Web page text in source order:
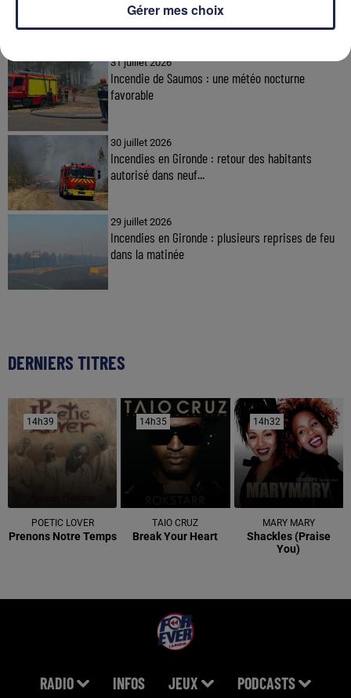
31 juillet 2026
Incendie de Saumos : une météo nocturne
favorable
30 juillet 2026
Incendies en Gironde : retour des habitants
autorisé dans neuf...
29 juillet 2026
Incendies en Gironde : plusieurs reprises de feu
dans la matinée
DERNIERS TITRES
14h39
14h39
POETIC LOVER
Prenons Notre Temps
14h35
14h35
TAIO CRUZ
Break Your Heart
14h32
14h32
MARY MARY
Shackles (praise
You)
RADIO INFOS JEUX PODCASTS
Gérer mes choix